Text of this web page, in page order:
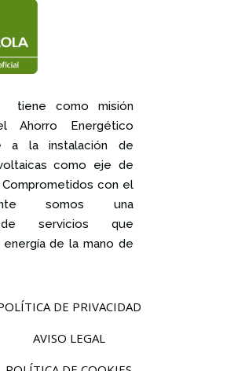
tiene como misión
Ahorro Energético
a la instalación de
como eje de
con el
somos una
servicios que
energía de la mano de
DE PRIVACIDAD
AVISO LEGAL